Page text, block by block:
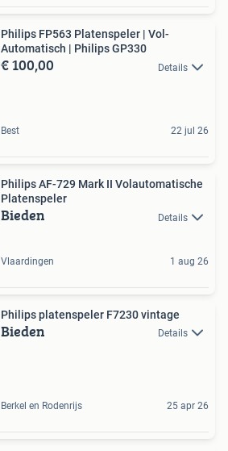
Philips FP563 Platenspeler | Vol-
Automatisch | Philips GP330
€ 100,00 Details
Best 22 jul 26
Philips AF-729 Mark II Volautomatische
Platenspeler
Bieden Details
Vlaardingen 1 aug 26
Philips platenspeler F7230 vintage
Bieden Details
Berkel en Rodenrijs 25 apr 26